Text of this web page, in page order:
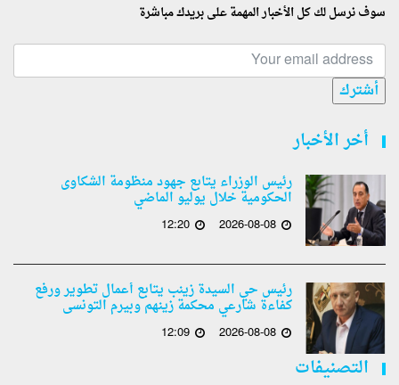
سوف نرسل لك كل الأخبار المهمة على بريدك مباشرة
أشترك
أخر الأخبار
رئيس الوزراء يتابع جهود منظومة الشكاوى
الحكومية خلال يوليو الماضي
2026-08-08
12:20
رئيس حي السيدة زينب يتابع أعمال تطوير ورفع
كفاءة شارعي محكمة زينهم وبيرم التونسى
2026-08-08
12:09
التصنيفات